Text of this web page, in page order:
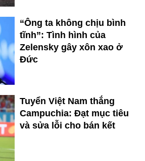
“Ông ta không chịu bình
tĩnh”: Tình hình của
Zelensky gây xôn xao ở
Đức
Tuyển Việt Nam thắng
Campuchia: Đạt mục tiêu
và sửa lỗi cho bán kết